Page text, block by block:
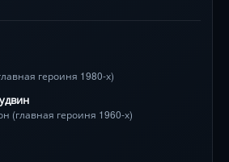
в остросюжетной антологии
в оружие .
героиня 1980-х)
(главная героиня 1960-х)